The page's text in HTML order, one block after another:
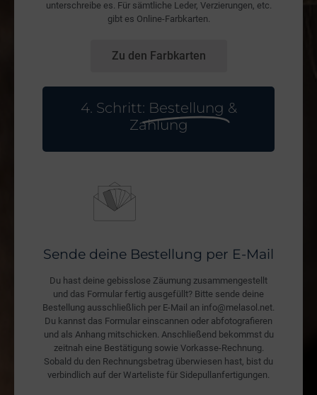
unterschreibe es. Für sämtliche Leder, Verzierungen, etc.
gibt es Online-Farbkarten.
Zu den Farbkarten
4. Schritt: Bestellung &
Zahlung
Sende deine Bestellung per E-Mail
Du hast deine gebisslose Zäumung zusammengestellt
und das Formular fertig ausgefüllt? Bitte sende deine
Bestellung ausschließlich per E-Mail an info@melasol.net.
Du kannst das Formular einscannen oder abfotografieren
und als Anhang mitschicken. Anschließend bekommst du
zeitnah eine Bestätigung sowie Vorkasse-Rechnung.
Sobald du den Rechnungsbetrag überwiesen hast, bist du
verbindlich auf der Warteliste für Sidepullanfertigungen.